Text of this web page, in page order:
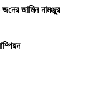
জা‌মিন নামঞ্জুর